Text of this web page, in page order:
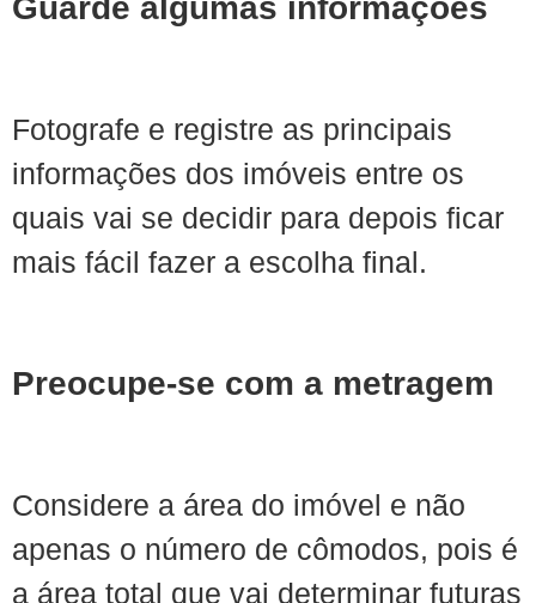
Fotografe e registre as principais
informações dos imóveis entre os
quais vai se decidir para depois ficar
mais fácil fazer a escolha final.
Preocupe-se com a metragem
Considere a área do imóvel e não
apenas o número de cômodos, pois é
a área total que vai determinar futuras